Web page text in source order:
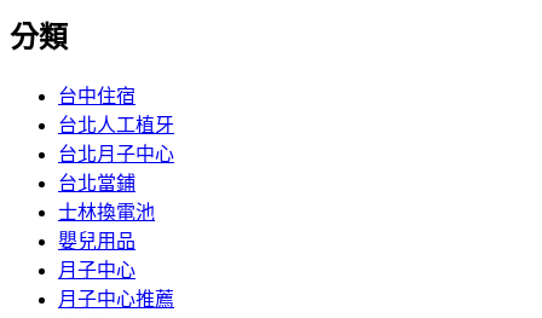
分類
台中住宿
台北人工植牙
台北月子中心
台北當鋪
士林換電池
嬰兒用品
月子中心
月子中心推薦